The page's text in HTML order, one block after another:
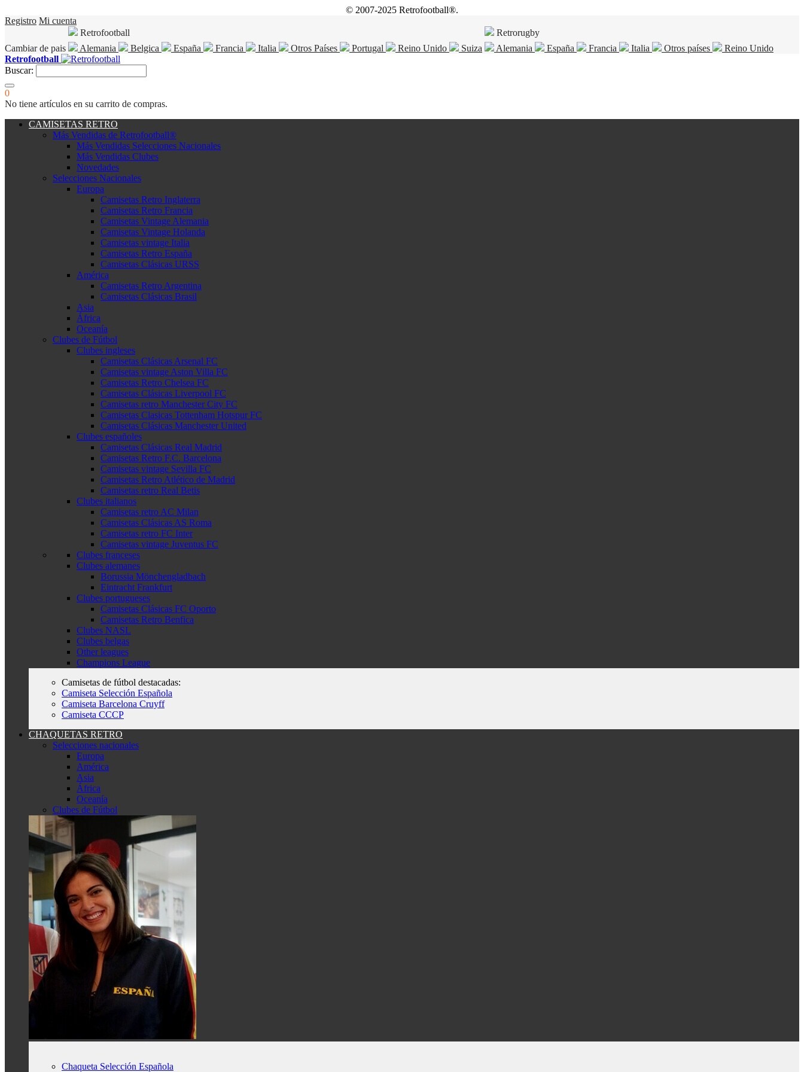
© 2007-2025 Retrofootball®.
Registro Mi cuenta
Cambiar de pais
Retrofootball
Alemania
Belgica España Francia Italia Otros Países Portugal Reino Unido Suiza
Retrorugby
Alemania
España Francia Italia Otros países
Reino Unido
Retrofootball
Buscar:
0
No tiene artículos en su carrito de compras.
CAMISETAS RETRO
Más Vendidas de Retrofootball®
Más Vendidas Selecciones Nacionales
Más Vendidas Clubes
Novedades
Selecciones Nacionales
Europa
Camisetas Retro Inglaterra
Camisetas Retro Francia
Camisetas Vintage Alemania
Camisetas Vintage Holanda
Camisetas vintage Italia
Camisetas Retro España
Camisetas Clásicas URSS
América
Camisetas Retro Argentina
Camisetas Clásicas Brasil
Asia
África
Oceanía
Clubes de Fútbol
Clubes ingleses
Camisetas Clásicas Arsenal FC
Camisetas vintage Aston Villa FC
Camisetas Retro Chelsea FC
Camisetas Clásicas Liverpool FC
Camisetas retro Manchester City FC
Camisetas Clasicas Tottenham Hotspur FC
Camisetas Clásicas Manchester United
Clubes españoles
Camisetas Clásicas Real Madrid
Camisetas Retro F.C. Barcelona
Camisetas vintage Sevilla FC
Camisetas Retro Atlético de Madrid
Camisetas retro Real Betis
Clubes italianos
Camisetas retro AC Milan
Camisetas Clásicas AS Roma
Camisetas retro FC Inter
Camisetas vintage Juventus FC
Clubes franceses
Clubes alemanes
Borussia Mönchengladbach
Eintracht Frankfurt
Clubes portugueses
Camisetas Clásicas FC Oporto
Camisetas Retro Benfica
Clubes NASL
Clubes belgas
Other leagues
Champions League
Camisetas de fútbol destacadas:
Camiseta Selección Española
Camiseta Barcelona Cruyff
Camiseta CCCP
CHAQUETAS RETRO
Selecciones nacionales
Europa
América
Asia
África
Oceanía
Clubes de Fútbol
Chaqueta Selección Española